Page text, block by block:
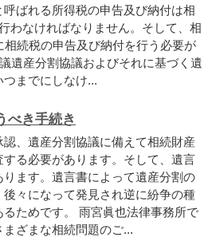
ばれる所得税の申告及び納付は相
わなければなりません。そして、相
続税の申告及び納付を行う必要が
遺産分割協議およびそれに基づく遺
までにしなけ...
べき手続き
認、遺産分割協議に備えて相続財産
る必要があります。そして、遺言
ます。遺言書によって遺産分割の
々になって発見され逆に紛争の種
ためです。 雨宮眞也法律事務所で
ざまな相続問題のご...